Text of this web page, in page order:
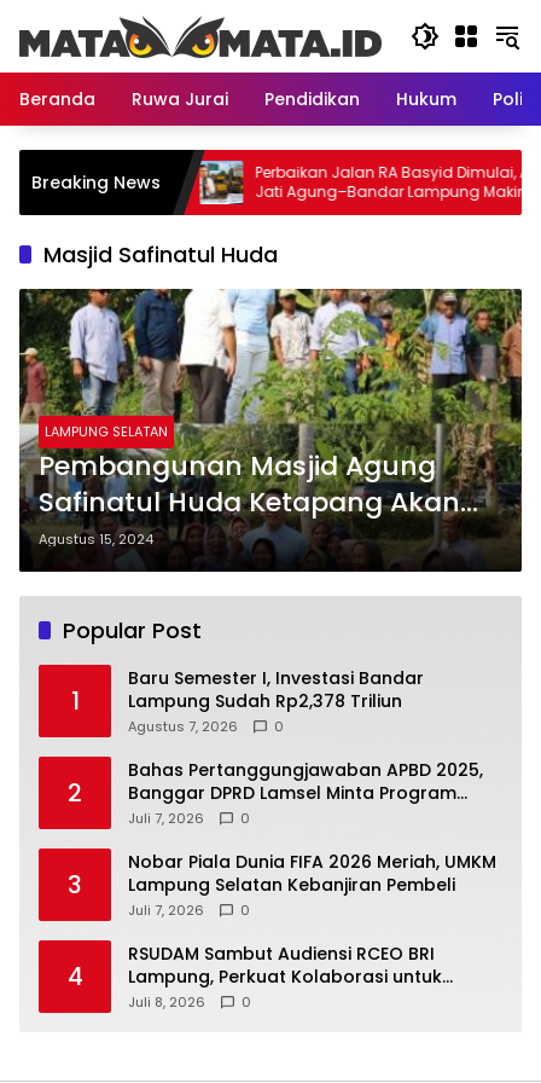
konten
Beranda
Ruwa Jurai Pendidikan Hukum
Breaking News
Bandar
Triliun
Perbaikan Jalan RA Basyid Dimulai, Akses
Jati Agung–Bandar Lampung Makin
Lancar
Masjid Safinatul Huda
LAMPUNG SELATAN
Pembangunan Masjid Agung
Safinatul Huda Ketapang Akan
Direalisasikan Radityo Egi
Pratama
Agustus 15, 2024
Popular Post
1
Baru Semester I, Investasi Bandar
Lampung Sudah Rp2,378 Triliun
Agustus 7, 2026 0
2
Bahas Pertanggungjawaban APBD 2025,
Banggar DPRD Lamsel Minta Program
UMKM Lebih Tepat Sasaran
Juli 7, 2026 0
3
Nobar Piala Dunia FIFA 2026 Meriah, UMKM
Lampung Selatan Kebanjiran Pembeli
Juli 7, 2026 0
4
RSUDAM Sambut Audiensi RCEO BRI
Lampung, Perkuat Kolaborasi untuk
Pengembangan Layanan dan SDM
Juli 8, 2026 0